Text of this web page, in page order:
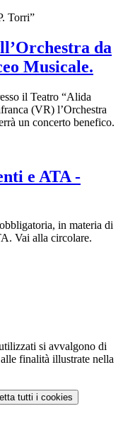
da
Musicale.
il Teatro “Alida
(VR) l’Orchestra
un concerto benefico.
e ATA -
in materia di
Vai alla circolare.
si avvalgono di
finalità illustrate nella
tutti i cookies